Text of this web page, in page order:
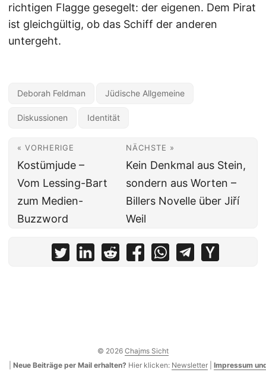
richtigen Flagge gesegelt: der eigenen. Dem Pirat
ist gleichgültig, ob das Schiff der anderen
untergeht.
Deborah Feldman Jüdische Allgemeine
Diskussionen Identität
« VORHERIGE
Kostümjude –
Vom Lessing-Bart
zum Medien-
Buzzword
NÄCHSTE »
Kein Denkmal aus Stein,
sondern aus Worten –
Billers Novelle über Jiří
Weil
© 2026 Chajms Sicht
Neue Beiträge per Mail erhalten? Hier klicken: Newsletter Impressum